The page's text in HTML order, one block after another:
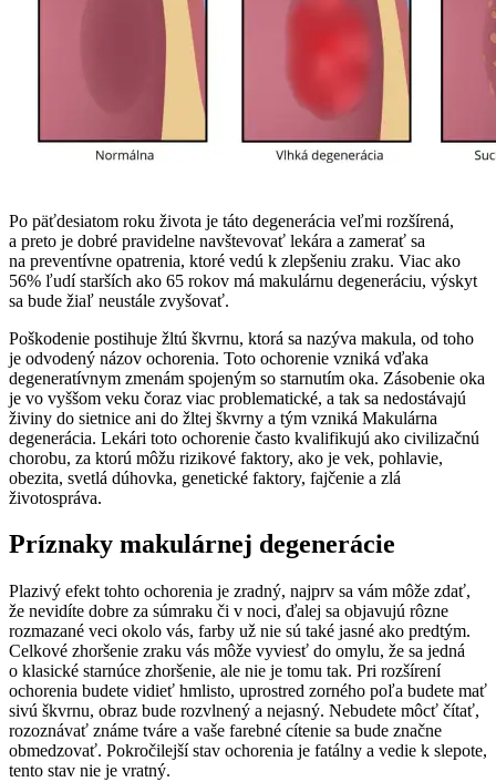
Po päťdesiatom roku života je táto degenerácia veľmi rozšírená,
a preto je dobré pravidelne navštevovať lekára a zamerať sa
na preventívne opatrenia, ktoré vedú k zlepšeniu zraku. Viac ako
56% ľudí starších ako 65 rokov má makulárnu degeneráciu, výskyt
sa bude žiaľ neustále zvyšovať.
Poškodenie postihuje žltú škvrnu, ktorá sa nazýva makula, od toho
je odvodený názov ochorenia. Toto ochorenie vzniká vďaka
degeneratívnym zmenám spojeným so starnutím oka. Zásobenie oka
je vo vyššom veku čoraz viac problematické, a tak sa nedostávajú
živiny do sietnice ani do žltej škvrny a tým vzniká Makulárna
degenerácia. Lekári toto ochorenie často kvalifikujú ako civilizačnú
chorobu, za ktorú môžu rizikové faktory, ako je vek, pohlavie,
obezita, svetlá dúhovka, genetické faktory, fajčenie a zlá
životospráva.
Príznaky makulárnej degenerácie
Plazivý efekt tohto ochorenia je zradný, najprv sa vám môže zdať,
že nevidíte dobre za súmraku či v noci, ďalej sa objavujú rôzne
rozmazané veci okolo vás, farby už nie sú také jasné ako predtým.
Celkové zhoršenie zraku vás môže vyviesť do omylu, že sa jedná
o klasické starnúce zhoršenie, ale nie je tomu tak. Pri rozšírení
ochorenia budete vidieť hmlisto, uprostred zorného poľa budete mať
sivú škvrnu, obraz bude rozvlnený a nejasný. Nebudete môcť čítať,
rozoznávať známe tváre a vaše farebné cítenie sa bude značne
obmedzovať. Pokročilejší stav ochorenia je fatálny a vedie k slepote,
tento stav nie je vratný.